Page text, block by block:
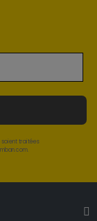
soient traitées